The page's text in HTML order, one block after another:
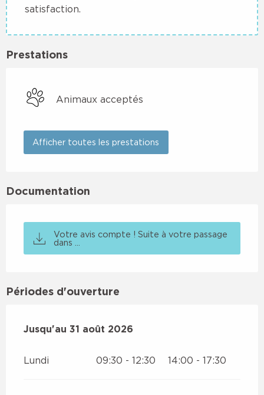
satisfaction.
Prestations
Animaux acceptés
Afficher toutes les prestations
Documentation
Votre avis compte ! Suite à votre passage
dans ...
Périodes d'ouverture
Du5 juillet 2026 au31 août 2026
Jusqu'au 31 août 2026
Lundi 09:30 - 12:30 14:00 - 17:30